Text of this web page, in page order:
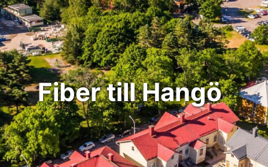
Fiber till Hangö